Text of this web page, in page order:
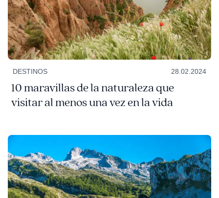
DESTINOS 28.02.2024
10 maravillas de la naturaleza que
visitar al menos una vez en la vida